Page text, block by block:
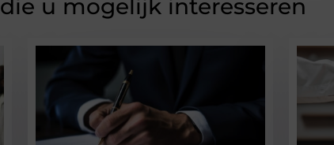
die u mogelijk interesseren